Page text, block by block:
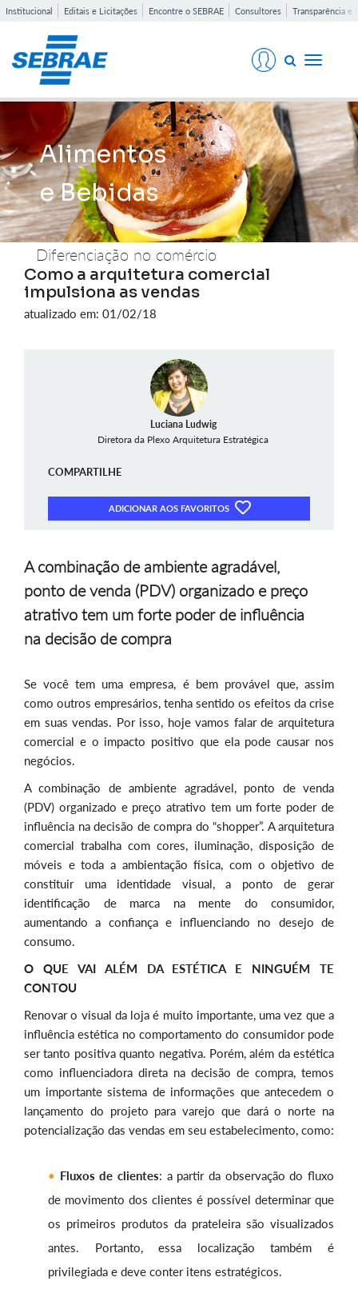
Institucional Editais e Licitações Encontre o SEBRAE Consultores Transparência e
Toggle
Alimentos
e Bebidas
Diferenciação no comércio
Como a arquitetura comercial
impulsiona as vendas
atualizado em: 01/02/18
Luciana Ludwig
Diretora da Plexo Arquitetura Estratégica
COMPARTILHE
ADICIONAR AOS FAVORITOS
A combinação de ambiente agradável,
ponto de venda (PDV) organizado e preço
atrativo tem um forte poder de influência
na decisão de compra
Se você tem uma empresa, é bem provável que, assim
como outros empresários, tenha sentido os efeitos da crise
em suas vendas. Por isso, hoje vamos falar de arquitetura
comercial e o impacto positivo que ela pode causar nos
negócios.
A combinação de ambiente agradável, ponto de venda
(PDV) organizado e preço atrativo tem um forte poder de
influência na decisão de compra do “shopper”. A arquitetura
comercial trabalha com cores, iluminação, disposição de
móveis e toda a ambientação física, com o objetivo de
constituir uma identidade visual, a ponto de gerar
identificação de marca na mente do consumidor,
aumentando a confiança e influenciando no desejo de
consumo.
O QUE VAI ALÉM DA ESTÉTICA E NINGUÉM TE
CONTOU
Renovar o visual da loja é muito importante, uma vez que a
influência estética no comportamento do consumidor pode
ser tanto positiva quanto negativa. Porém, além da estética
como influenciadora direta na decisão de compra, temos
um importante sistema de informações que antecedem o
lançamento do projeto para varejo que dará o norte na
potencialização das vendas em seu estabelecimento, como:
Fluxos de clientes: a partir da observação do fluxo
de movimento dos clientes é possível determinar que
os primeiros produtos da prateleira são visualizados
antes. Portanto, essa localização também é
privilegiada e deve conter itens estratégicos.